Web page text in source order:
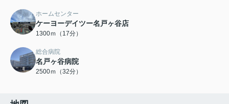
ホームセンター
ケーヨーデイツー名戸ヶ谷店
1300ｍ（17分）
総合病院
名戸ヶ谷病院
2500ｍ（32分）